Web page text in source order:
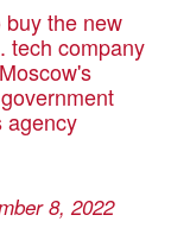
the new
tech company
agency
8, 2022